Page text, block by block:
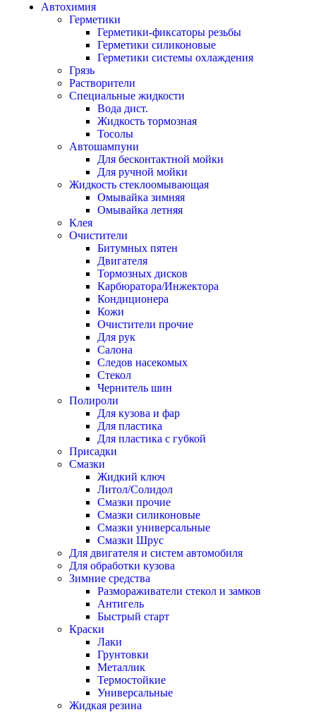
Автохимия
Герметики
Герметики-фиксаторы резьбы
Герметики силиконовые
Герметики системы охлаждения
Грязь
Растворители
Специальные жидкости
Вода дист.
Жидкость тормозная
Тосолы
Автошампуни
Для бесконтактной мойки
Для ручной мойки
Жидкость стеклоомывающая
Омывайка зимняя
Омывайка летняя
Клея
Очистители
Битумных пятен
Двигателя
Тормозных дисков
Карбюратора/Инжектора
Кондиционера
Кожи
Очистители прочие
Для рук
Салона
Следов насекомых
Стекол
Чернитель шин
Полироли
Для кузова и фар
Для пластика
Для пластика с губкой
Присадки
Смазки
Жидкий ключ
Литол/Солидол
Смазки прочие
Смазки силиконовые
Смазки универсальные
Смазки Шрус
Для двигателя и систем автомобиля
Для обработки кузова
Зимние средства
Размораживатели стекол и замков
Антигель
Быстрый старт
Краски
Лаки
Грунтовки
Металлик
Термостойкие
Универсальные
Жидкая резина